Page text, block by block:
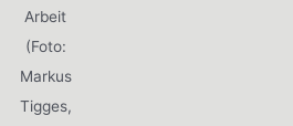
Arbeit
(Foto:
Markus
Tigges,